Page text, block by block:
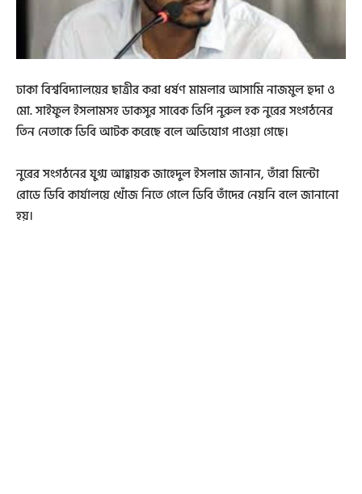
ঢাকা বিশ্ববিদ্যালয়ের ছাত্রীর করা ধর্ষণ মামলার আসামি নাজমুল হুদা ও
মো. সাইফুল ইসলামসহ ডাকসুর সাবেক ভিপি নুরুল হক নুরের সংগঠনের
তিন নেতাকে ডিবি আটক করেছে বলে অভিযোগ পাওয়া গেছে।
নুরের সংগঠনের যুগ্ম আহ্বায়ক জাহেদুল ইসলাম জানান, তাঁরা মিন্টো
রোডে ডিবি কার্যালয়ে খোঁজ নিতে গেলে ডিবি তাঁদের নেয়নি বলে জানানো
হয়।